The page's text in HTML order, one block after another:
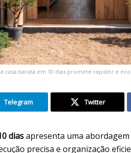
casa barata em 10 dias promete rapidez e
Telegram Twitter
diasapresenta uma
precisa e organização